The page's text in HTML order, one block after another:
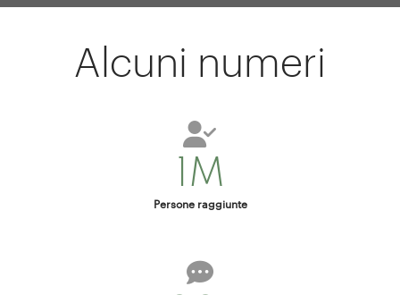
Alcuni numeri
1M
Persone raggiunte